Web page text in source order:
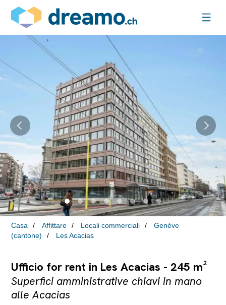
Casa Affittare Locali commerciali
Genève
(cantone)
Les Acacias
Ufficio for rent in Les Acacias - 245 m²
Superfici amministrative chiavi in mano
alle Acacias